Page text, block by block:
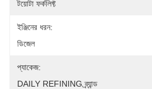
টয়োটা ফর্কলিফ্ট
ইঞ্জিনের ধরন:
ডিজেল
প্যাকেজ:
DAILY REFINING ব্র্যান্ড